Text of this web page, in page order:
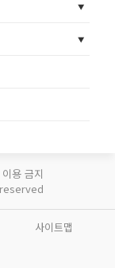
용 금지
사이트맵